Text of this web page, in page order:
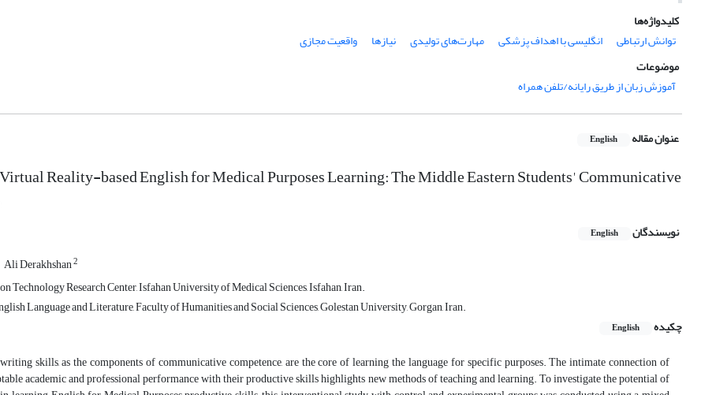
کلیدواژه‌ها
توانش ارتباطی
انگلیسی با اهداف پزشکی مهارت‌های تولیدی نیازها
واقعیت مجازی
موضوعات
آموزش زبان از طریق رایانه/تلفن همراه
عنوان مقاله English
Reality-based English for Medical Purposes Learning: The Middle Eastern Students' Communicative
نویسندگان English
Ali Derakhshan2
Technology Research Center, Isfahan University of Medical Sciences, Isfahan, Iran.
Language and Literature, Faculty of Humanities and Social Sciences, Golestan University, Gorgan, Iran.
چکیده
English
skills, as the components of communicative competence, are the core of learning the language for specific purposes. The intimate connection of
academic and professional performance with their productive skills highlights new methods of teaching and learning. To investigate the potential of